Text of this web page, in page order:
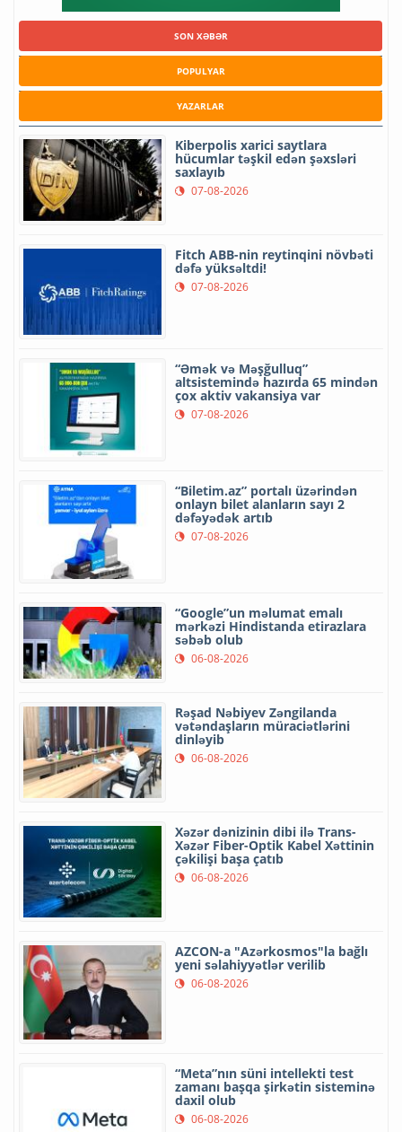
SON XƏBƏR
POPULYAR
YAZARLAR
Kiberpolis xarici saytlara
hücumlar təşkil edən şəxsləri
saxlayıb
07-08-2026
Fitch ABB-nin reytinqini növbəti
dəfə yüksəltdi!
07-08-2026
“Əmək və Məşğulluq”
altsistemində hazırda 65 mindən
çox aktiv vakansiya var
07-08-2026
“Biletim.az” portalı üzərindən
onlayn bilet alanların sayı 2
dəfəyədək artıb
07-08-2026
“Google”un məlumat emalı
mərkəzi Hindistanda etirazlara
səbəb olub
06-08-2026
Rəşad Nəbiyev Zəngilanda
vətəndaşların müraciətlərini
dinləyib
06-08-2026
Xəzər dənizinin dibi ilə Trans-
Xəzər Fiber-Optik Kabel Xəttinin
çəkilişi başa çatıb
06-08-2026
AZCON-a "Azərkosmos"la bağlı
yeni səlahiyyətlər verilib
06-08-2026
“Meta”nın süni intellekti test
zamanı başqa şirkətin sisteminə
daxil olub
06-08-2026